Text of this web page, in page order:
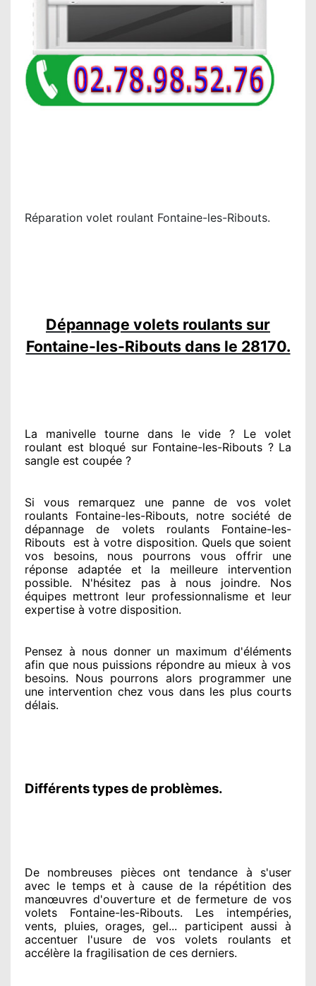
Réparation volet roulant Fontaine-les-Ribouts.
Dépannage volets roulants sur
Fontaine-les-Ribouts dans le 28170.
La manivelle tourne dans le vide ? Le volet
roulant est bloqué sur Fontaine-les-Ribouts ? La
sangle est coupée ?
Si vous remarquez une panne de vos volet
roulants Fontaine-les-Ribouts, notre société de
dépannage de volets roulants Fontaine-les-
Ribouts est à votre disposition. Quels que soient
vos besoins, nous pourrons vous offrir une
réponse adaptéeet la meilleure intervention
possible. N'hésitez pas à nous joindre. Nos
équipes mettront leur professionnalisme et leur
expertise à votre disposition.
Pensez à nous donnerun maximum d'éléments
afin que nous puissions répondre au mieux à vos
besoins. Nous pourrons alors programmerune
une intervention chez vous dans les plus courts
délais.
Différents types de problèmes.
De nombreuses pièces ont tendance à s'user
avec le temps et à causede la répétition des
manœuvres d'ouverture et de fermeture de vos
volets Fontaine-les-Ribouts. Les intempéries,
vents, pluies, orages, gel... participent aussi à
accentuer l'usure de vos volets roulants et
accélère la fragilisation de ces derniers.